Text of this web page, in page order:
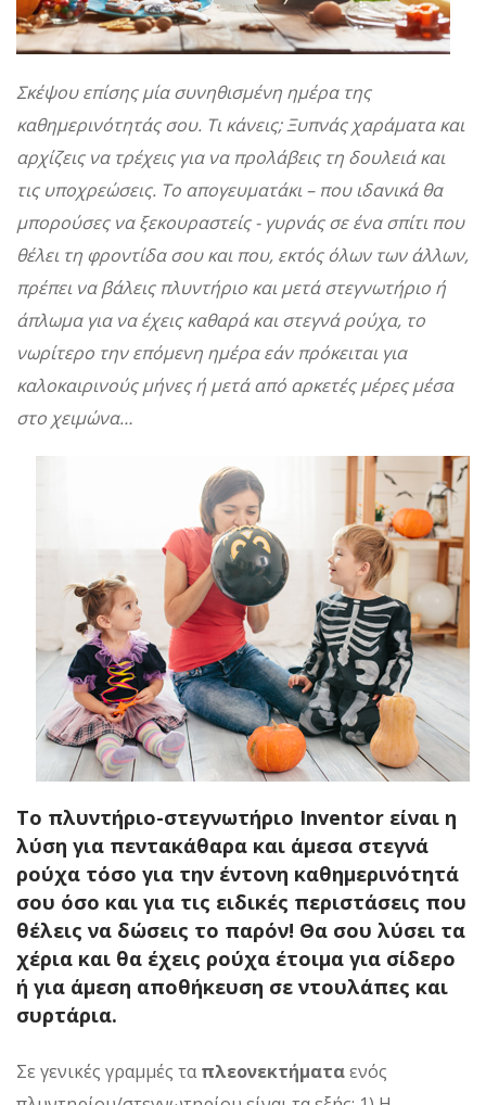
Σκέψου επίσης μία συνηθισμένη ημέρα της
καθημερινότητάς σου. Τι κάνεις; Ξυπνάς χαράματα και
αρχίζεις να τρέχεις για να προλάβεις τη δουλειά και
τις υποχρεώσεις. Το απογευματάκι – που ιδανικά θα
μπορούσες να ξεκουραστείς - γυρνάς σε ένα σπίτι που
θέλει τη φροντίδα σου και που, εκτός όλων των άλλων,
πρέπει να βάλεις πλυντήριο και μετά στεγνωτήριο ή
άπλωμα για να έχεις καθαρά και στεγνά ρούχα, το
νωρίτερο την επόμενη ημέρα εάν πρόκειται για
καλοκαιρινούς μήνες ή μετά από αρκετές μέρες μέσα
στο χειμώνα…
Το πλυντήριο-στεγνωτήριο Inventor είναι η
λύση για πεντακάθαρα και άμεσα στεγνά
ρούχα τόσο για την έντονη καθημερινότητά
σου όσο και για τις ειδικές περιστάσεις που
θέλεις να δώσεις το παρόν! Θα σου λύσει τα
χέρια και θα έχεις ρούχα έτοιμα για σίδερο
ή για άμεση αποθήκευση σε ντουλάπες και
συρτάρια.
Σε γενικές γραμμές ταπλεονεκτήματαενός